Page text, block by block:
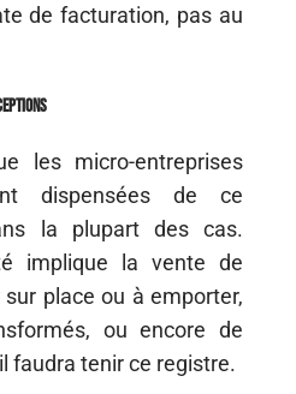
de facturation, pas au
les micro-entreprises
dispensées de ce
la plupart des cas.
implique la vente de
place ou à emporter,
ou encore de
faudra tenir ce registre.